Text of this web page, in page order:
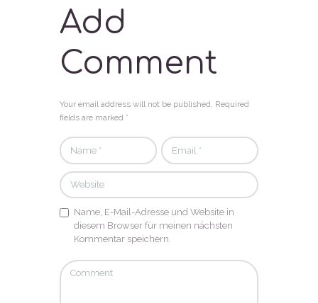
Add
Comment
Your email address will not be published. Required
fields are marked *
Name, E-Mail-Adresse und Website in
diesem Browser für meinen nächsten
Kommentar speichern.